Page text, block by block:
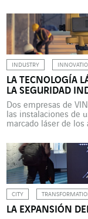
climatización del
que entró en
INDUSTRY
LA TECNOLOGÍA
LA SEGURIDAD
Dos empresas de
las instalaciones de
marcado láser de
perforar elementos
eléctricos a fin de
CITY
LA EXPANSIÓN